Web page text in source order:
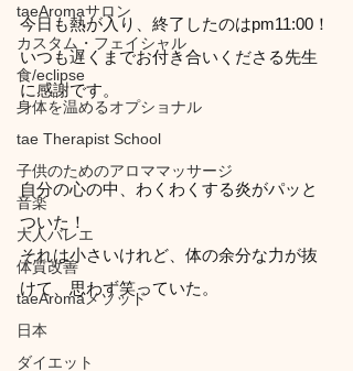
taeAromaサロン
カスタム・フェイシャル
食/eclipse
身体を温めるオプショナル
tae Therapist School
子供のためのアロママッサージ
音楽
大人バレエ
体質改善
taeAromaメソッド
日本
ダイエット
今日も熱が入り、終了したのはpm11:00！
いつも遅くまでお付き合いくださる先生
に感謝です。
自分の心の中、わくわくする炎がパッと
ついた！
それは小さいけれど、体の余分な力が抜
けて、思わず笑っていた。